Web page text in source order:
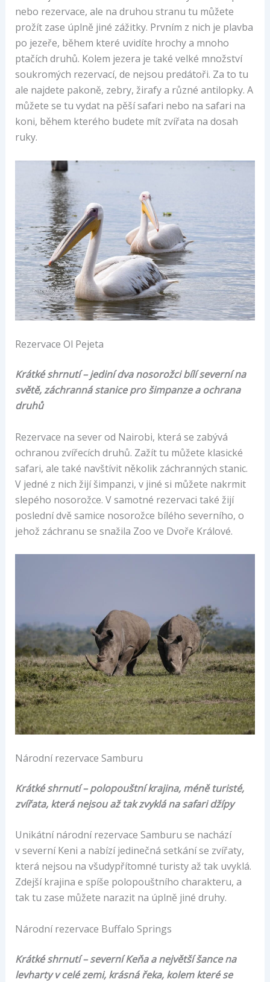
nebo rezervace, ale na druhou stranu tu můžete
prožít zase úplně jiné zážitky. Prvním z nich je plavba
po jezeře, během které uvidíte hrochy a mnoho
ptačích druhů. Kolem jezera je také velké množství
soukromých rezervací, de nejsou predátoři. Za to tu
ale najdete pakoně, zebry, žirafy a různé antilopky. A
můžete se tu vydat na pěší safari nebo na safari na
koni, během kterého budete mít zvířata na dosah
ruky.
Rezervace Ol Pejeta
Krátké shrnutí – jediní dva nosorožci bílí severní na
světě, záchranná stanice pro šimpanze a ochrana
druhů
Rezervace na sever od Nairobi, která se zabývá
ochranou zvířecích druhů. Zažít tu můžete klasické
safari, ale také navštívit několik záchranných stanic.
V jedné z nich žijí šimpanzi, v jiné si můžete nakrmit
slepého nosorožce. V samotné rezervaci také žijí
poslední dvě samice nosorožce bílého severního, o
jehož záchranu se snažila Zoo ve Dvoře Králové.
Národní rezervace Samburu
Krátké shrnutí – polopouštní krajina, méně turisté,
zvířata, která nejsou až tak zvyklá na safari džípy
Unikátní národní rezervace Samburu se nachází
v severní Keni a nabízí jedinečná setkání se zvířaty,
která nejsou na všudypřítomné turisty až tak uvyklá.
Zdejší krajina e spíše polopouštního charakteru, a
tak tu zase můžete narazit na úplně jiné druhy.
Národní rezervace Buffalo Springs
Krátké shrnutí – severní Keňa a největší šance na
levharty v celé zemi, krásná řeka, kolem které se